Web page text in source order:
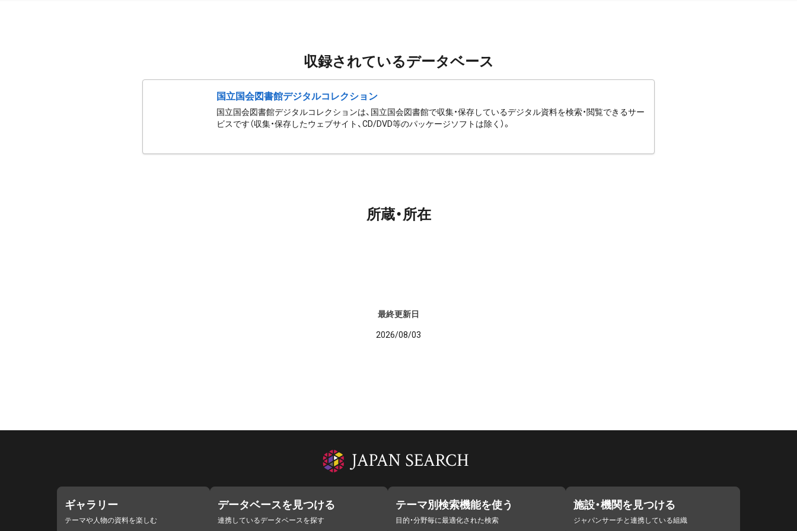
収録されているデータベース
国立国会図書館デジタルコレクション
国立国会図書館デジタルコレクションは、国立国会図書館で収集・保存しているデジタル資料を検索・閲覧できるサー
ビスです（収集・保存したウェブサイト、CD/DVD等のパッケージソフトは除く）。
所蔵・所在
最終更新日
2026/08/03
ギャラリー
テーマや人物の資料を楽しむ
データベースを見つける
連携しているデータベースを探す
テーマ別検索機能を使う
目的・分野毎に最適化された検索
施設・機関を見つける
ジャパンサーチと連携している組織